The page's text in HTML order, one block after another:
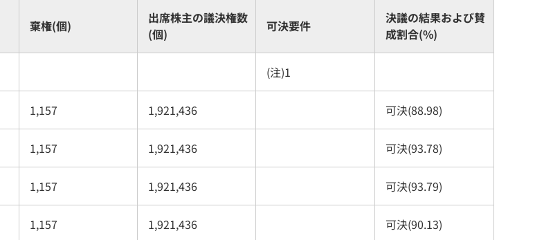
棄権(個)
出席株主の議決権数
(個)
可決要件
決議の結果および賛
成割合(%)
(注)1
1,157 1,921,436 可決(88.98)
1,157 1,921,436 可決(93.78)
1,157 1,921,436 可決(93.79)
1,157 1,921,436 可決(90.13)